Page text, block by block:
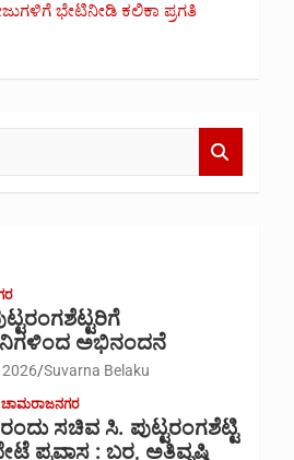
ಭೇಟಿನೀಡಿ ಕಲಿಕಾ ಪ್ರಗತಿ
ಅಭಿನಂದನೆ
Suvarna Belaku
ಚಾಮರಾಜನಗರ
ಸಚಿವ ಸಿ. ಪುಟ್ಟರಂಗಶೆಟ್ಟಿ
ಪ್ರವಾಸ : ಬರ, ಅತಿವೃಷ್ಠಿ